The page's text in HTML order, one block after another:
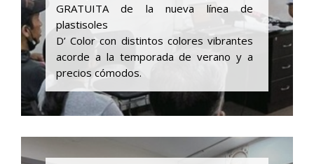
GRATUITA de la nueva línea de
plastisoles
D’ Color con distintos colores vibrantes
acorde a la temporada de verano y a
precios cómodos.